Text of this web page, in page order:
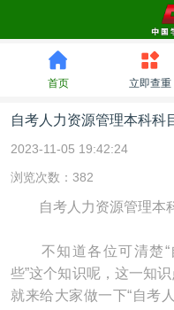
首页 立即查重
自考人力资源管理本科科
2023-11-05 19:42:24
浏览次数：382
自考人力资源管理本
不知道各位可清楚“
些”这个知识呢，这一知
就来给大家做一下“自考